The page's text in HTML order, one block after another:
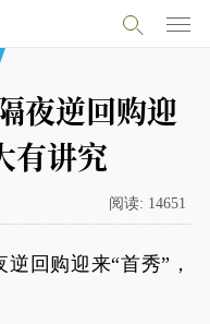
夜逆回购迎
讲究
阅读: 14651
回购迎来“首秀”，